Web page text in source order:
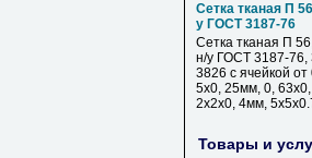
Сетка тканая П
у ГОСТ 3187-76
Сетка тканая П
н/у ГОСТ 3187-76,
3826 с ячейкой
5х0, 25мм, 0,
2х2х0, 4мм,
Товары и